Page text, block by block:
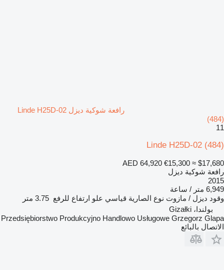
رافعة شوكية ديزل Linde H25D-02
(484)
11
Linde H25D-02 (484)
AED 64,920 €15,300 ≈ $17,680
رافعة شوكية ديزل
2015
6,949 متر / ساعة
وقود ديزل / مازوت نوع الصارية قياسي علو ارتفاع للرفع 3.75 متر
بولندا، Gizałki
Przedsiębiorstwo Produkcyjno Handlowo Usługowe Grzegorz Glapa
الاتصال بالبائع